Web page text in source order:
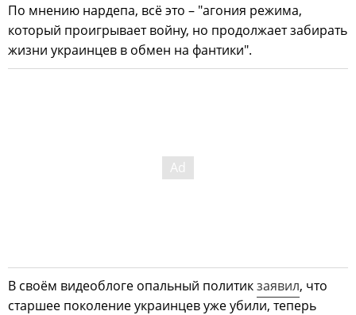
По мнению нардепа, всё это – "агония режима,
который проигрывает войну, но продолжает забирать
жизни украинцев в обмен на фантики".
В своём видеоблоге опальный политикзаявил, что
старшее поколение украинцев уже убили, теперь